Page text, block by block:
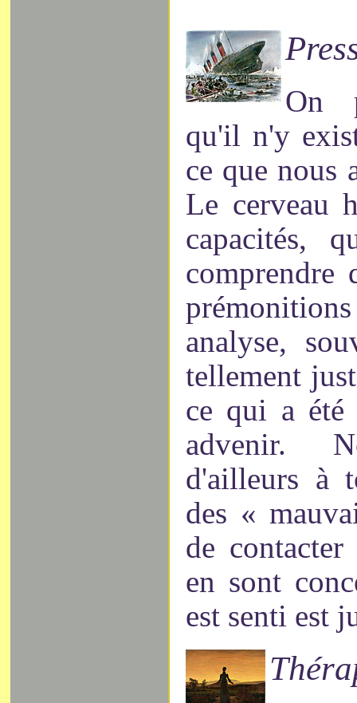
On
qu'il n'y
ce que nous
Le cerveau
capacités,
comprendre
analyse,
tellement
ce qui a
advenir.
d'ailleurs à
des «
de
en sont
est senti est